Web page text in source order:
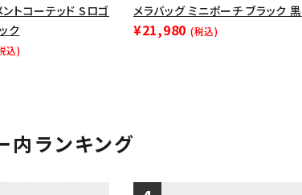
トコーテッド Sロゴ
ク
込)
メラバッグ ミニポーチ ブラック 黒
¥21,980 (税込)
内ランキング